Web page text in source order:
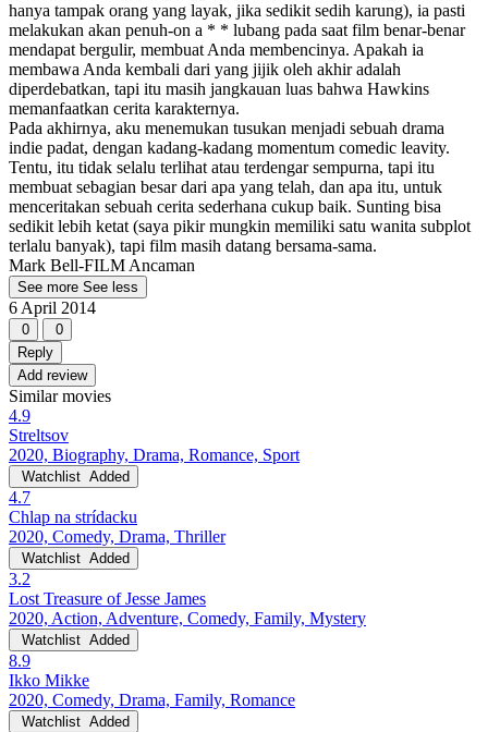
hanya tampak orang yang layak, jika sedikit sedih karung), ia pasti
melakukan akan penuh-on a * * lubang pada saat film benar-benar
mendapat bergulir, membuat Anda membencinya. Apakah ia
membawa Anda kembali dari yang jijik oleh akhir adalah
diperdebatkan, tapi itu masih jangkauan luas bahwa Hawkins
memanfaatkan cerita karakternya.
Pada akhirnya, aku menemukan tusukan menjadi sebuah drama
indie padat, dengan kadang-kadang momentum comedic leavity.
Tentu, itu tidak selalu terlihat atau terdengar sempurna, tapi itu
membuat sebagian besar dari apa yang telah, dan apa itu, untuk
menceritakan sebuah cerita sederhana cukup baik. Sunting bisa
sedikit lebih ketat (saya pikir mungkin memiliki satu wanita subplot
terlalu banyak), tapi film masih datang bersama-sama.
Mark Bell-FILM Ancaman
See more See less
6 April 2014
0
0
Reply
Add review
Similar movies
4.9
Streltsov
2020, Biography, Drama, Romance, Sport
Watchlist Added
4.7
Chlap na strídacku
2020, Comedy, Drama, Thriller
Watchlist Added
3.2
Lost Treasure of Jesse James
2020, Action, Adventure, Comedy, Family, Mystery
Watchlist Added
8.9
Ikko Mikke
2020, Comedy, Drama, Family, Romance
Watchlist Added